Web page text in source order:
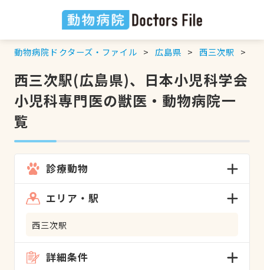
動物病院ドクターズ・ファイル 広島県 西三次駅
西三次駅(広島県)、日本小児科学会
小児科専門医の獣医・動物病院一
覧
診療動物
エリア・駅
西三次駅
詳細条件